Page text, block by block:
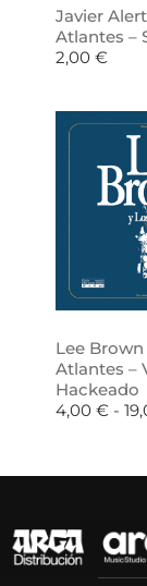
Javier
Atlantes –
2,00 €
Lee Brown
Atlantes –
Hackeado
4,00 € -